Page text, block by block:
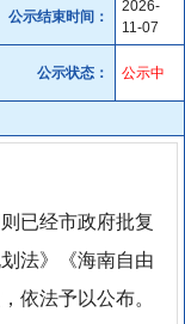
公示结束时间：
2026-
11-07
公示状态： 公示中
已经市政府批复
法》《海南自由
依法予以公布。